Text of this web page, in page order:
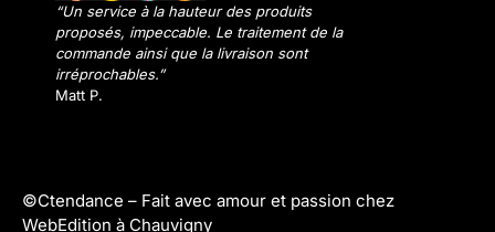
“Un service à la hauteur des produits
proposés, impeccable. Le traitement de la
commande ainsi que la livraison sont
irréprochables.”
Matt P.
©Ctendance – Fait avec amour et passion chez
WebEdition à Chauvigny